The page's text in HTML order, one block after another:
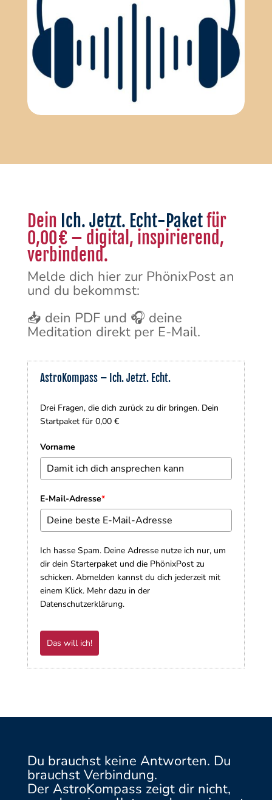
Dein Ich. Jetzt. Echt-Paketfür
0,00 € – digital, inspirierend,
verbindend.
Melde dich hier zur PhönixPost an
und du bekommst:
📥 dein PDF und 🎧 deine
Meditation direkt per E-Mail.
AstroKompass – Ich. Jetzt. Echt.
Drei Fragen, die dich zurück zu dir bringen. Dein
Startpaket für 0,00 €
Vorname
E-Mail-Adresse*
Ich hasse Spam. Deine Adresse nutze ich nur, um
dir dein Starterpaket und die PhönixPost zu
schicken. Abmelden kannst du dich jederzeit mit
einem Klick. Mehr dazu in der
Datenschutzerklärung.
Das will ich!
Du brauchst keine Antworten. Du
brauchst Verbindung.
Der AstroKompass zeigt dir nicht,